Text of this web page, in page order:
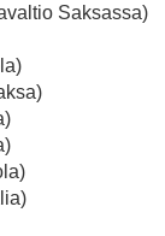
Saksassa)